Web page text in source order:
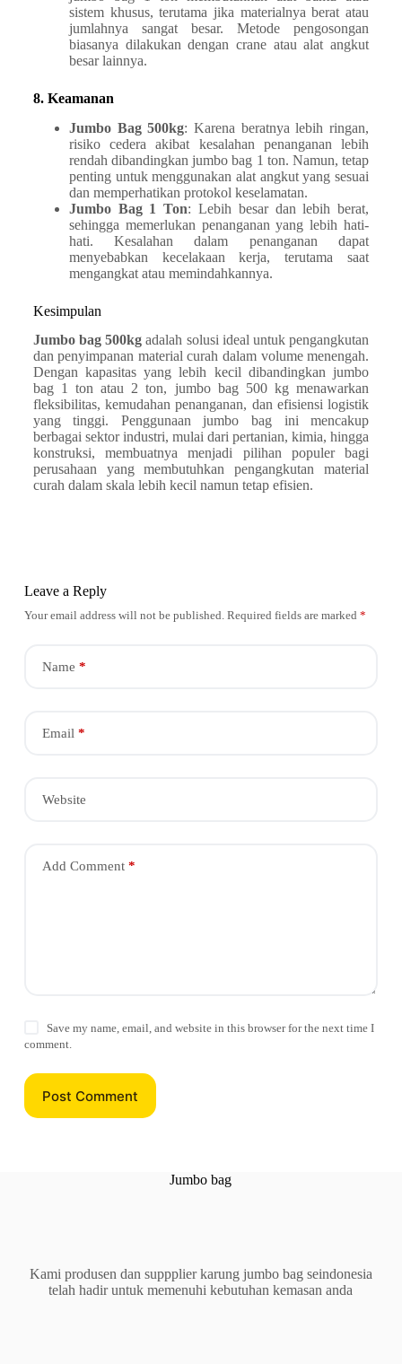
sistem khusus, terutama jika materialnya berat atau
jumlahnya sangat besar. Metode pengosongan
biasanya dilakukan dengan crane atau alat angkut
besar lainnya.
8. Keamanan
Jumbo Bag 500kg: Karena beratnya lebih ringan,
risiko cedera akibat kesalahan penanganan lebih
rendah dibandingkan jumbo bag 1 ton. Namun, tetap
penting untuk menggunakan alat angkut yang sesuai
dan memperhatikan protokol keselamatan.
Jumbo Bag 1 Ton: Lebih besar dan lebih berat,
sehingga memerlukan penanganan yang lebih hati-
hati. Kesalahan dalam penanganan dapat
menyebabkan kecelakaan kerja, terutama saat
mengangkat atau memindahkannya.
Kesimpulan
Jumbo bag 500kg adalah solusi ideal untuk pengangkutan
dan penyimpanan material curah dalam volume menengah.
Dengan kapasitas yang lebih kecil dibandingkan jumbo
bag 1 ton atau 2 ton, jumbo bag 500 kg menawarkan
fleksibilitas, kemudahan penanganan, dan efisiensi logistik
yang tinggi. Penggunaan jumbo bag ini mencakup
berbagai sektor industri, mulai dari pertanian, kimia, hingga
konstruksi, membuatnya menjadi pilihan populer bagi
perusahaan yang membutuhkan pengangkutan material
curah dalam skala lebih kecil namun tetap efisien.
Leave a Reply
Your email address will not be published. Required fields are marked *
Name *
Email *
Website
Add Comment*
Save my name, email, and website in this browser for the next time I
comment.
Post Comment
Jumbo bag
Kami produsen dan suppplier karung jumbo bag seindonesia
telah hadir untuk memenuhi kebutuhan kemasan anda